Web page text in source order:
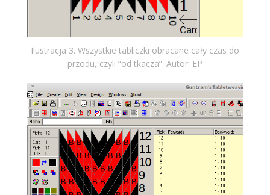
Ilustracja 3. Wszystkie tabliczki obracane cały czas do
przodu, czyli “od tkacza”. Autor: EP